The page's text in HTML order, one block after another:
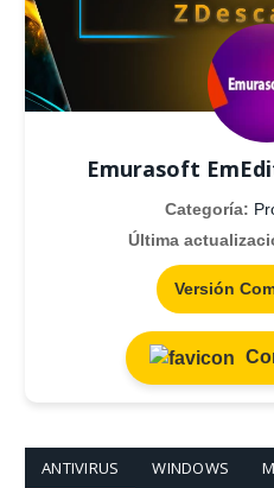
Emurasoft
Categoría:
Última
Versión
ANTIVIRUS WINDOWS